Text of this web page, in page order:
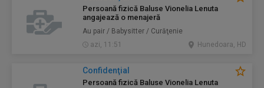
Persoană fizică Baluse Vionelia Lenuta
angajează o menajeră
Au pair / Babysitter / Curăţenie
azi, 11:51
Hunedoara, HD
Confidenţial
Persoană fizică Baluse Vionelia Lenuta